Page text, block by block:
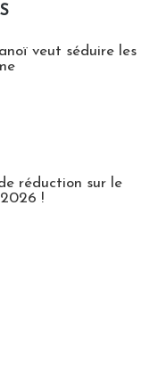
veut séduire les
réduction sur le
!